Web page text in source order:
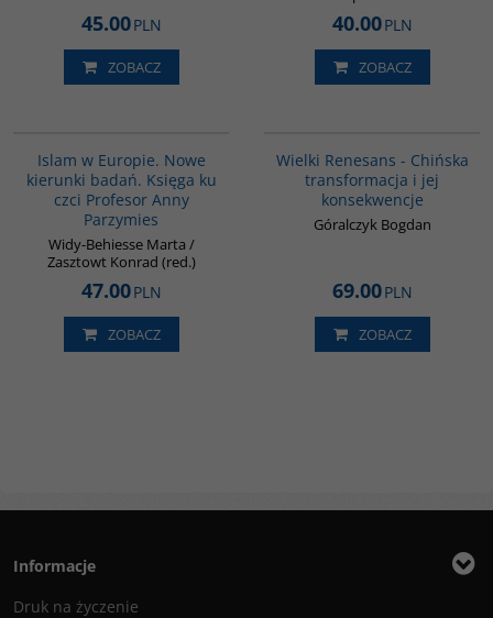
45.00PLN
ZOBACZ
40.00PLN
ZOBACZ
Islam w Europie. Nowe
kierunki badań. Księga ku
czci Profesor Anny
Parzymies
Widy-Behiesse Marta /
Zasztowt Konrad (red.)
47.00PLN
ZOBACZ
Wielki Renesans - Chińska
transformacja i jej
konsekwencje
Góralczyk Bogdan
69.00PLN
ZOBACZ
Informacje
Druk na życzenie